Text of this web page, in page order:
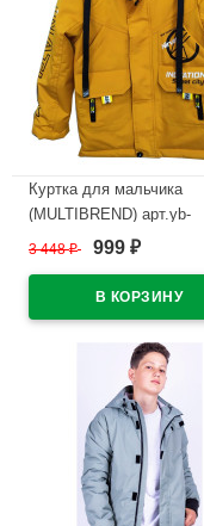
Куртка для мальчика
(MULTIBREND) арт.yb-
YY2232-1 размерный ряд
3 448₽ 999 ₽